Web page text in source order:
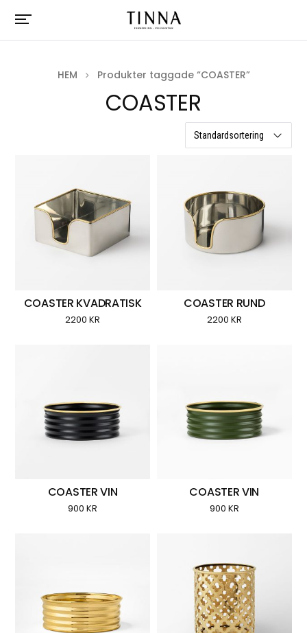
HEM Produkter taggade “COASTER”
COASTER
COASTER KVADRATISK
2200KR
COASTER RUND
2200 KR
COASTER VIN
900KR
COASTER VIN
900 KR